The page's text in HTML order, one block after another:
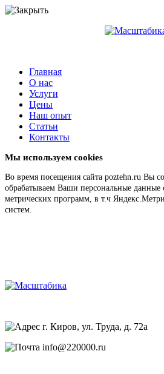
Главная
О нас
Услуги
Цены
Наш опыт
Статьи
Контакты
Мы используем cookies
Во время посещения сайта poztehn.ru Вы
обрабатываем Ваши персональные данные
метрических программ, в т.ч
систем.
г. Киров, ул. Труда, д. 72а
info@220000.ru